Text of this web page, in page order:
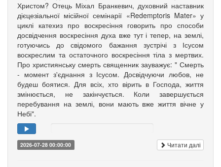
Христом? Отець Міхал Бранкевич, духовний наставник
дієцезіальної місійної семінарії «Redemptoris Mater» у
циклі катехиз про воскресіння говорить про способи
досвідчення воскресіння духа вже тут і тепер, на землі,
готуючись до свідомого бажання зустрічі з Ісусом
воскреслим та остаточного воскресіння тіла з мертвих.
Про християнську смерть священник зауважує: " Смерть
- момент з'єднання з Ісусом. Досвідчуючи любов, не
будеш боятися. Для всіх, хто вірить в Господа, життя
змінюється, не закінчується. Коли завершується
перебування на землі, вони мають вже життя вічне у
Небі".
2026-07-28 00:00:00 Читати далі